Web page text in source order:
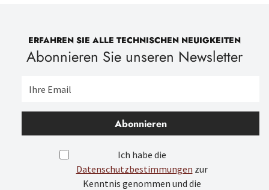
ERFAHREN SIE ALLE TECHNISCHEN NEUIGKEITEN
Abonnieren Sie unseren Newsletter
Abonnieren
Ich habe die
Datenschutzbestimmungen zur
Kenntnis genommen und die